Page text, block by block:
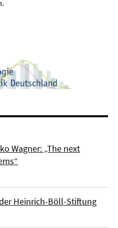
.
Wagner: „The next
Heinrich-Böll-Stiftung